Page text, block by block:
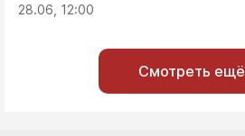
28.06, 12:00
Смотреть ещё